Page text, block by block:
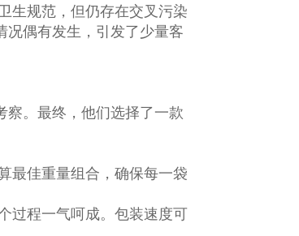
生规范，但仍存在交叉污染
况偶有发生，引发了少量客
察。最终，他们选择了一款
最佳重量组合，确保每一袋
过程一气呵成。包装速度可